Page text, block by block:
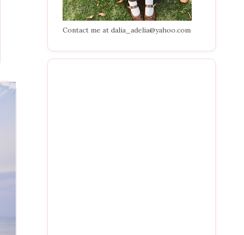
Contact me at dalia_adelia@yahoo.com